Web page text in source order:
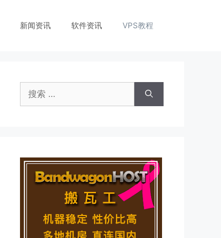
新闻资讯 软件资讯 VPS教程
索：